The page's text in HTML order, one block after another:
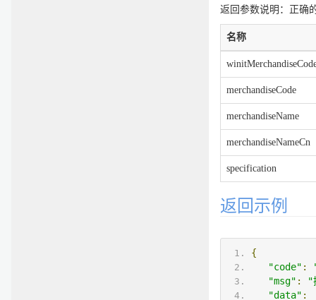
返回参数说明：正确
名称
merchandiseCode
merchandiseName
merchandiseNameCn
specification
返回示例
{
"code" :
"msg" :
"
"data" :